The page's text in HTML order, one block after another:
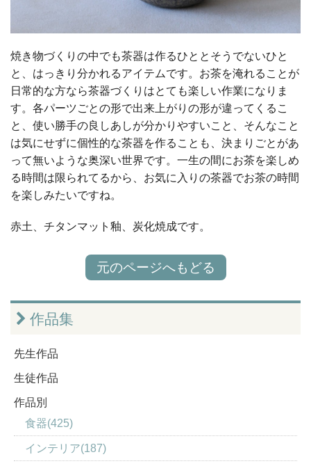
焼き物づくりの中でも茶器は作るひととそうでないひと
と、はっきり分かれるアイテムです。お茶を淹れることが
日常的な方なら茶器づくりはとても楽しい作業になりま
す。各パーツごとの形で出来上がりの形が違ってくるこ
と、使い勝手の良しあしが分かりやすいこと、そんなこと
は気にせずに個性的な茶器を作ることも、決まりごとがあ
って無いような奥深い世界です。一生の間にお茶を楽しめ
る時間は限られてるから、お気に入りの茶器でお茶の時間
を楽しみたいですね。
赤土、チタンマット釉、炭化焼成です。
元のページへもどる
作品集
先生作品
生徒作品
作品別
食器(425)
インテリア(187)